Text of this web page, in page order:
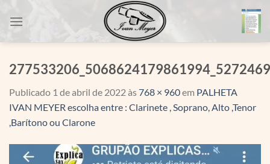
Publicado 1 de abril de 2022às768 × 960em PALHETA
IVAN MEYER escolha entre : Clarinete , Soprano, Alto ,Tenor
,Barítono ou Clarone